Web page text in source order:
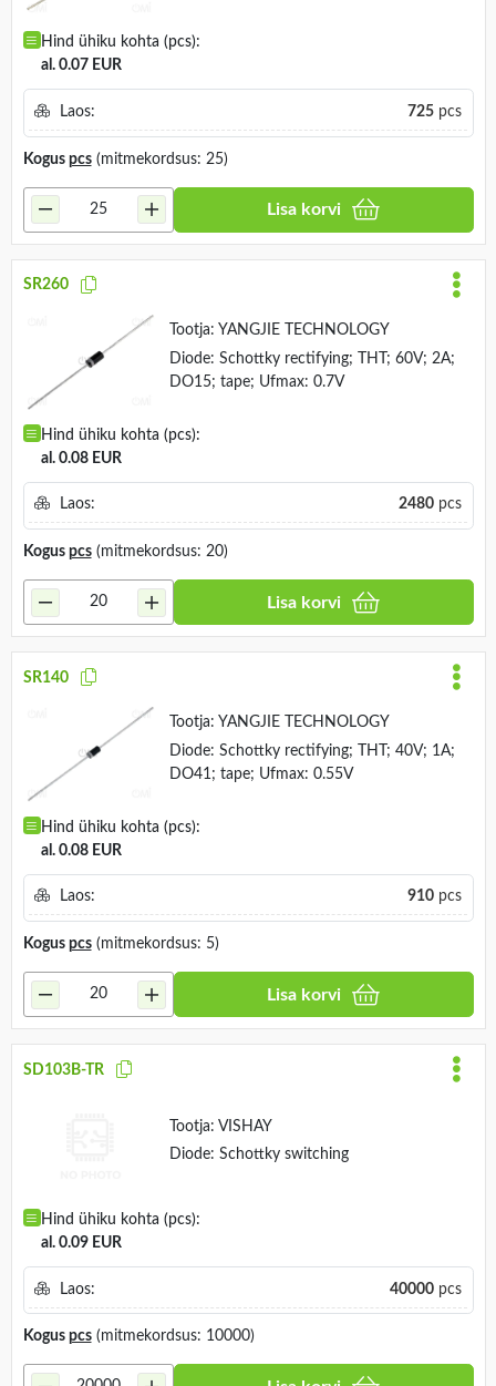
Hind ühiku kohta (pcs):
al. 0.07 EUR
Laos: 725pcs
Kogus pcs(mitmekordsus: 25)
Lisa korvi
SR260
Tootja: YANGJIE TECHNOLOGY
Diode: Schottky rectifying; THT; 60V; 2A;
DO15; tape; Ufmax: 0.7V
Hind ühiku kohta (pcs):
al. 0.08 EUR
Laos: 2480pcs
Kogus pcs(mitmekordsus: 20)
Lisa korvi
SR140
Tootja: YANGJIE TECHNOLOGY
Diode: Schottky rectifying; THT; 40V; 1A;
DO41; tape; Ufmax: 0.55V
Hind ühiku kohta (pcs):
al. 0.08 EUR
Laos: 910pcs
Kogus pcs(mitmekordsus: 5)
Lisa korvi
SD103B-TR
Tootja: VISHAY
Diode: Schottky switching
Hind ühiku kohta (pcs):
al. 0.09 EUR
Laos: 40000pcs
Kogus pcs(mitmekordsus: 10000)